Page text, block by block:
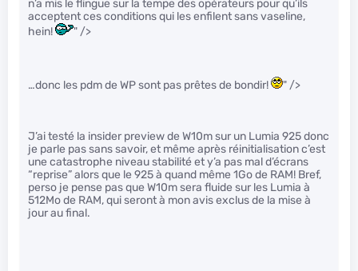
n’a mis le flingue sur la tempe des opérateurs pour qu’ils
acceptent ces conditions qui les enfilent sans vaseline,
hein!
" />
…donc les pdm de WP sont pas prêtes de bondir! " />
J’ai testé la insider preview de W10m sur un Lumia 925 donc
je parle pas sans savoir, et même après réinitialisation c’est
une catastrophe niveau stabilité et y’a pas mal d’écrans
“reprise” alors que le 925 à quand même 1Go de RAM! Bref,
perso je pense pas que W10m sera fluide sur les Lumia à
512Mo de RAM, qui seront à mon avis exclus de la mise à
jour au final.